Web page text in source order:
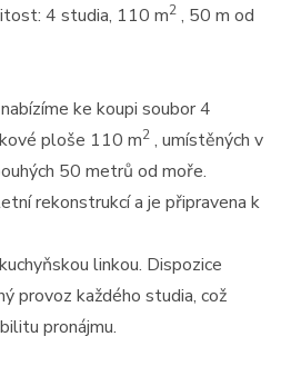
4 studia, 110 m2 , 50 m od
ke koupi soubor 4
ploše 110 m2 , umístěných v
50 metrů od moře.
rekonstrukcí a je připravena k
linkou. Dispozice
provoz každého studia, což
pronájmu.